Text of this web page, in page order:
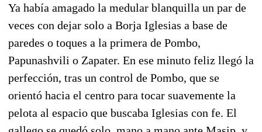
Ya había amagado la medular blanquilla un par de
veces con dejar solo a Borja Iglesias a base de
paredes o toques a la primera de Pombo,
Papunashvili o Zapater. En ese minuto feliz llegó la
perfección, tras un control de Pombo, que se
orientó hacia el centro para tocar suavemente la
pelota al espacio que buscaba Iglesias con fe. El